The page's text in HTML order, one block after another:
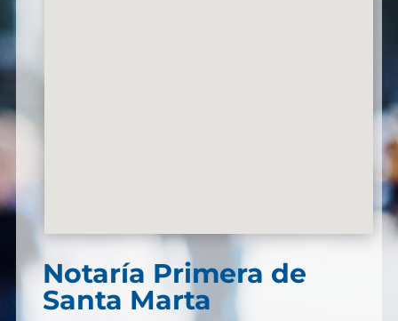
Notaría Primera de
Santa Marta